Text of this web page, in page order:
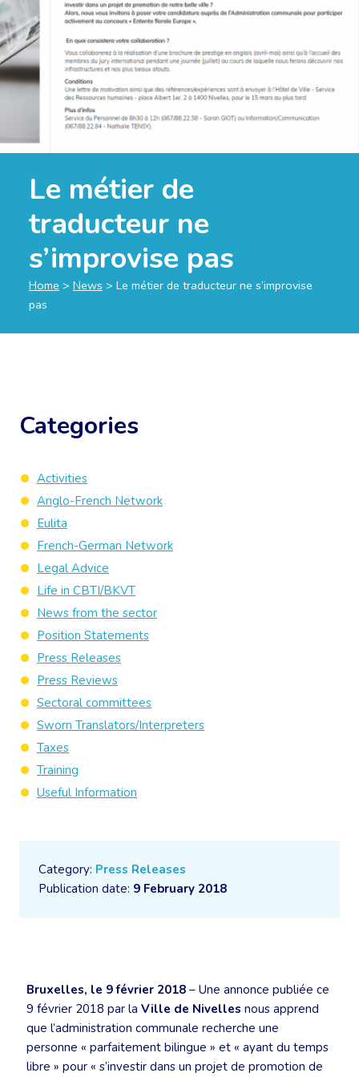
Le métier de
traducteur ne
s’improvise pas
Home > News > Le métier de traducteur ne s’improvise
pas
Category: Press Releases
Publication date: 9 February 2018
Bruxelles, le 9 février 2018 – Une annonce publiée ce
9 février 2018 par la Ville de Nivelles nous apprend
que l’administration communale recherche une
personne « parfaitement bilingue » et « ayant du temps
libre » pour « s’investir dans un projet de promotion de
Categories
Activities
Anglo-French Network
Eulita
French-German Network
Legal Advice
Life in CBTI/BKVT
News from the sector
Position Statements
Press Releases
Press Reviews
Sectoral committees
Sworn Translators/Interpreters
Taxes
Training
Useful Information